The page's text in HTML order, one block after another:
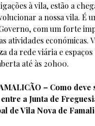
à vila, estão a
a nossa vila. É
com um forte
atividades económicas.
da rede viária e espaços
até às 20h00.
– Como deve
a Junta de
de Vila Nova de